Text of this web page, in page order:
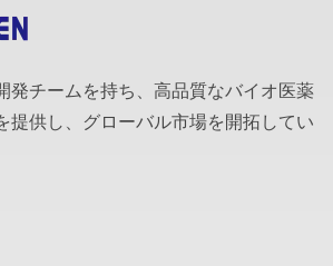
発チームを持ち、高品質なバイオ医薬
提供し、グローバル市場を開拓してい